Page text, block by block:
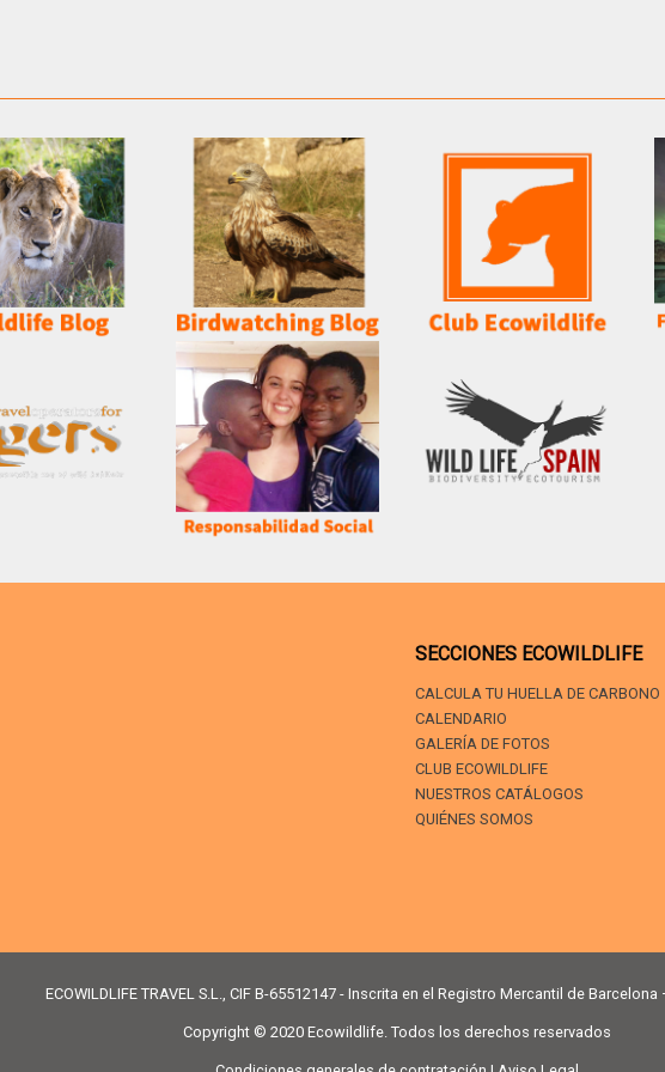
SECCIONES ECOWILDLIFE
CALCULA TU HUELLA DE CARBONO
CALENDARIO
GALERÍA DE FOTOS
CLUB ECOWILDLIFE
NUESTROS CATÁLOGOS
QUIÉNES SOMOS
ECOWILDLIFE TRAVEL S.L., CIF B-65512147 - Inscrita en el Registro Mercantil de Barcelona
Copyright © 2020 Ecowildlife. Todos los derechos reservados